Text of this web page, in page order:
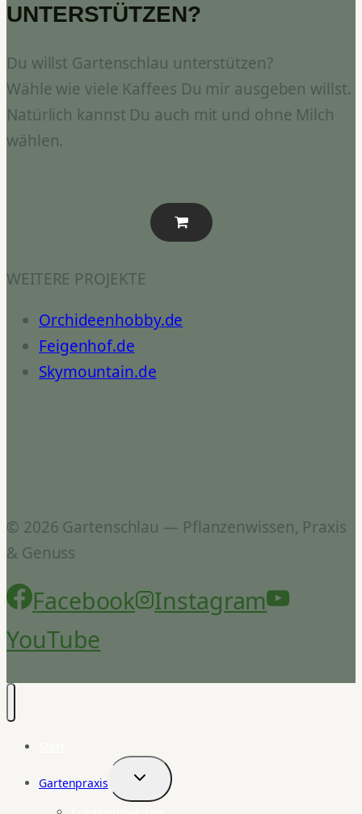
UNTERSTÜTZEN?
Du willst Gartenschlau unterstützen?
Wähle wie viele Kaffees Du mir ausgeben willst.
Natürlich kannst Du auch mit und ohne Milch
wählen.
WEITERE PROJEKTE
Orchideenhobby.de
Feigenhof.de
Skymountain.de
© 2026 Gartenschlau — Pflanzenwissen, Praxis
& Genuss
Facebook
Instagram
YouTube
Gartenpraxis
Untermenü
umschalten